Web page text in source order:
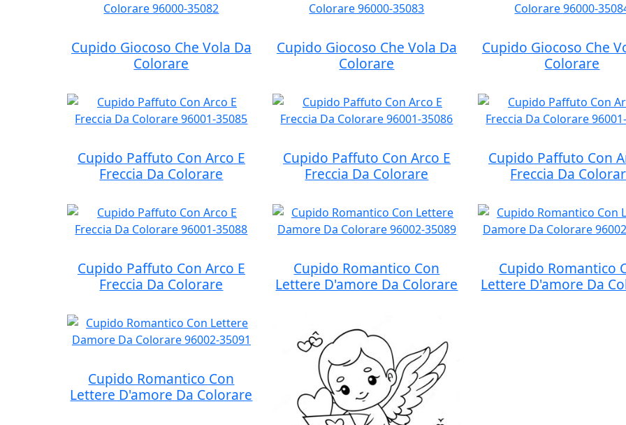
Cupido Giocoso Che Vola Da
Colorare
Cupido Giocoso Che Vola Da
Colorare
Cupido Giocoso Che
Colorare
Cupido Paffuto Con Arco E
Freccia Da Colorare
Cupido Paffuto Con Arco E
Freccia Da Colorare
Cupido Paffuto Con
Freccia Da
Cupido Paffuto Con Arco E
Freccia Da Colorare
Cupido Romantico Con
Lettere D'amore Da Colorare
Cupido Romantico
Lettere D'amore Da
Cupido Romantico Con
Lettere D'amore Da Colorare